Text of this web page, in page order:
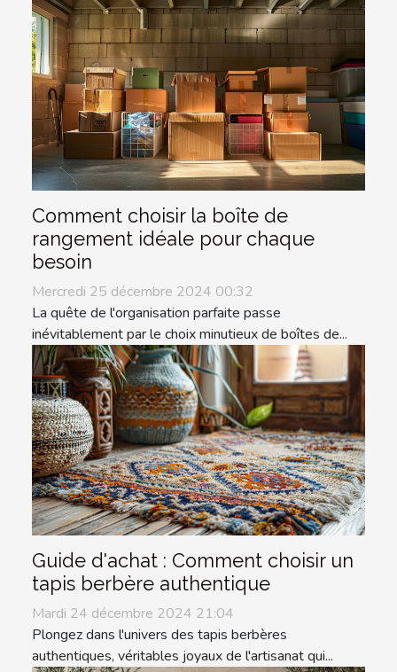
Comment choisir la boîte de
rangement idéale pour chaque
besoin
Mercredi 25 décembre 2024 00:32
La quête de l'organisation parfaite passe
inévitablement par le choix minutieux de boîtes de...
Guide d'achat : Comment choisir un
tapis berbère authentique
Mardi 24 décembre 2024 21:04
Plongez dans l'univers des tapis berbères
authentiques, véritables joyaux de l'artisanat qui...